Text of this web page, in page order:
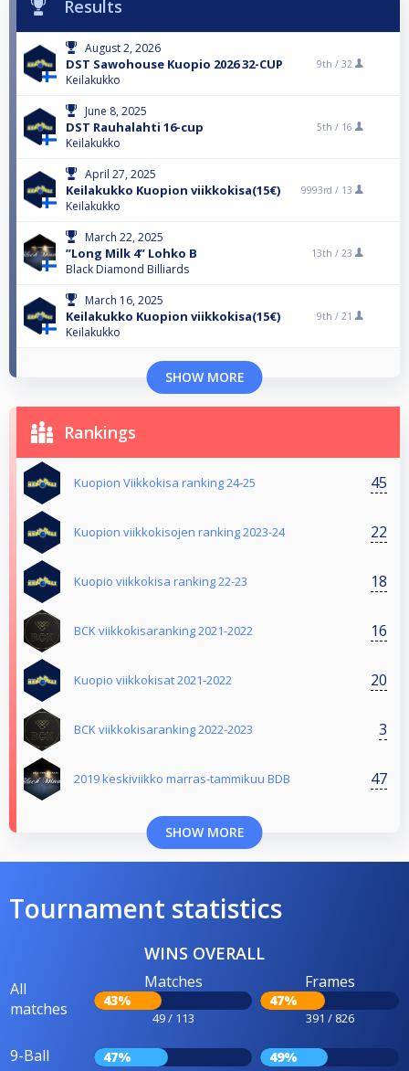
Results
August 2, 2026
DST Sawohouse Kuopio 2026 32-CUP
Keilakukko
9th / 32
June 8, 2025
DST Rauhalahti 16-cup
Keilakukko
5th / 16
April 27, 2025
Keilakukko Kuopion viikkokisa(15€)
Keilakukko
9993rd / 13
March 22, 2025
”Long Milk 4” Lohko B
Black Diamond Billiards
13th / 23
March 16, 2025
Keilakukko Kuopion viikkokisa(15€)
Keilakukko
9th / 21
SHOW MORE
Rankings
Kuopion Viikkokisa ranking 24-25 45
Kuopion viikkokisojen ranking 2023-24 22
Kuopio viikkokisa ranking 22-23 18
BCK viikkokisaranking 2021-2022 16
Kuopio viikkokisat 2021-2022 20
BCK viikkokisaranking 2022-2023 3
2019 keskiviikko marras-tammikuu BDB 47
SHOW MORE
Tournament statistics
WINS OVERALL
All
matches
Matches
43%
49 / 113
Frames
47%
391 / 826
9-Ball 47% 49%